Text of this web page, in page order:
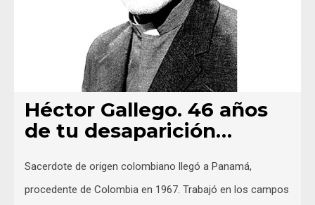
Héctor Gallego. 46 años
de tu desaparición…
Sacerdote de origen colombiano llegó a Panamá,
procedente de Colombia en 1967. Trabajó en los campos